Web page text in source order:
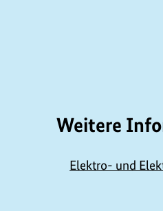
Weitere
Elektro- und